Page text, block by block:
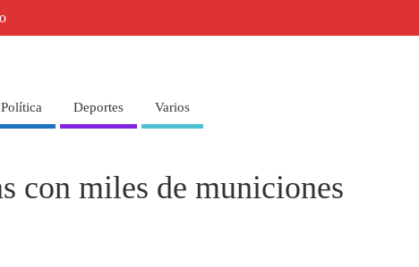
Política Deportes Varios
con miles de municiones